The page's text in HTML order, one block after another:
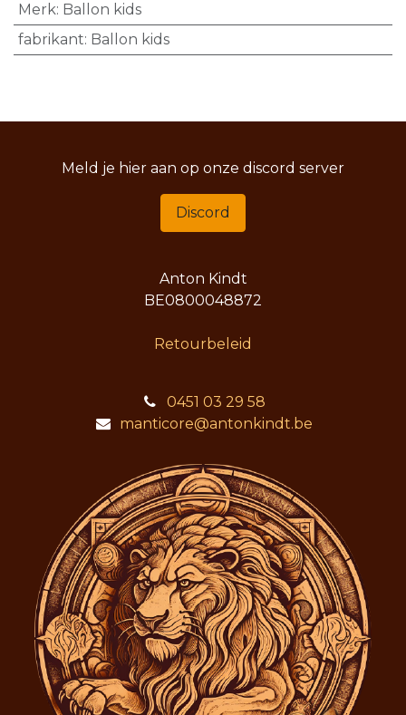
Merk: Ballon kids
fabrikant: Ballon kids
Meld je hier aan op onze discord server
Discord
Anton Kindt
BE0800048872
Retourbeleid
0451 03 29 58
manticore@antonkindt.be